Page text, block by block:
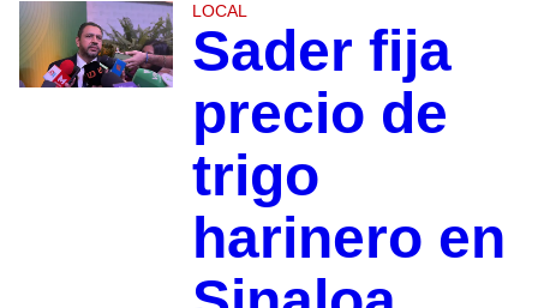
LOCAL
Sader fija
precio de
trigo
harinero en